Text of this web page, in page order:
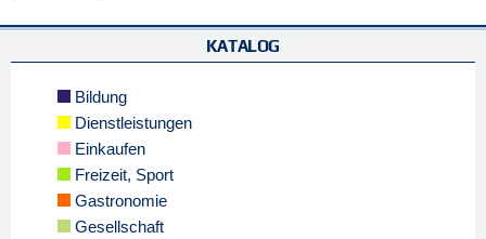
KATALOG
Bildung
Dienstleistungen
Einkaufen
Freizeit, Sport
Gastronomie
Gesellschaft